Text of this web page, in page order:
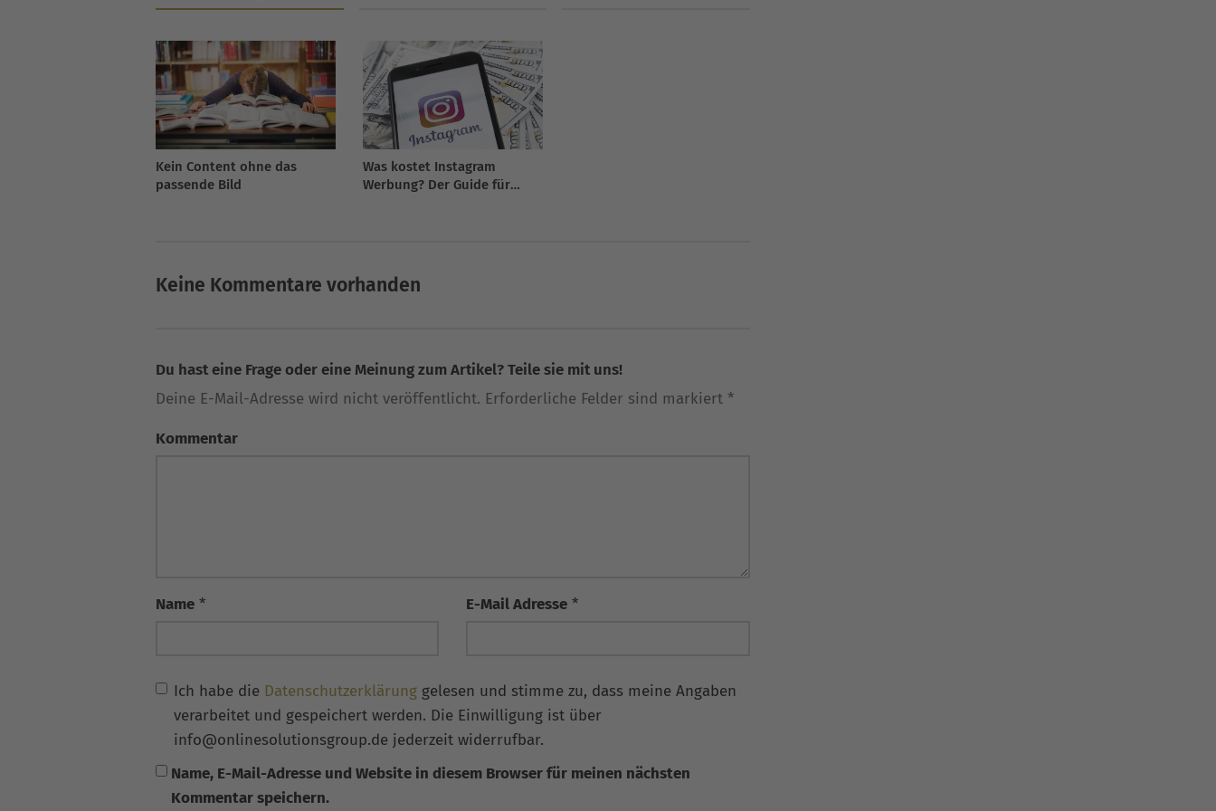
Kein Content ohne das
passende Bild
Was kostet Instagram
Werbung? Der Guide für
Keine Kommentare vorhanden
Du hast eine Frage oder eine Meinung zum Artikel? Teile sie mit uns!
Deine E-Mail-Adresse wird nicht veröffentlicht. Erforderliche Felder sind markiert *
Kommentar
Name * E-Mail Adresse *
Ich habe die Datenschutzerklärung gelesen und stimme zu, dass meine Angaben
verarbeitet und gespeichert werden. Die Einwilligung ist über
info@onlinesolutionsgroup.de jederzeit widerrufbar.
Name, E-Mail-Adresse und Website in diesem Browser für meinen nächsten
Kommentar speichern.